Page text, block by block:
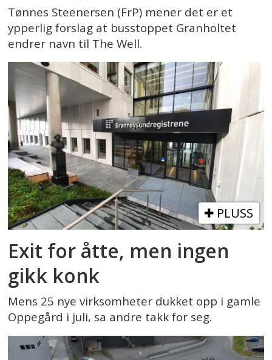
Tønnes Steenersen (FrP) mener det er et
ypperlig forslag at busstoppet Granholtet
endrer navn til The Well.
PLUSS
Exit for åtte, men ingen
gikk konk
Mens 25 nye virksomheter dukket opp i gamle
Oppegård i juli, sa andre takk for seg.